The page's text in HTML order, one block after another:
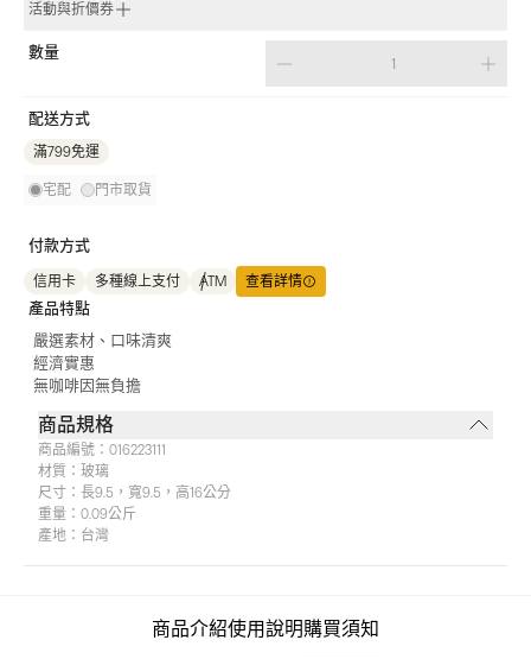
活動與折價券
數量
配送方式
滿799免運
宅配 門市取貨
付款方式
信用卡 多種線上支付 ATM 查看詳情
產品特點
嚴選素材、口味清爽
經濟實惠
無咖啡因無負擔
商品規格
商品編號： 016223111
材質： 玻璃
尺寸： 長9.5，寬9.5，高16公分
重量： 0.09公斤
產地： 台灣
商品介紹使用說明購買須知